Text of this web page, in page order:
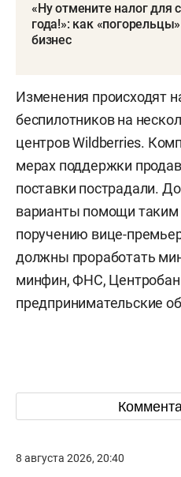
«Ну отмените налог для
года!»: как
бизнес
Изменения происходят
беспилотников на
центров Wildberries.
мерах поддержки
поставки пострадали.
варианты помощи
поручению вице-
должны проработать
минфин, ФНС,
предпринимательские
8 августа 2026, 20:40